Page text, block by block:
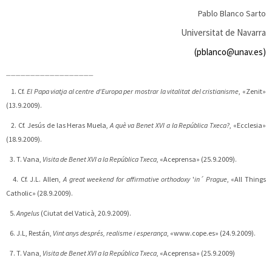
Pablo Blanco Sarto
Universitat de Navarra
(pblanco@unav.es)
1. Cf. El Papa viatja al centre d'Europa per mostrar la vitalitat del cristianisme , «Zenit»
(13.9.2009).
2. Cf. Jesús de las Heras Muela, A què va Benet XVI a la República Txeca? , «Ecclesia»
(18.9.2009).
3. T. Vana, Visita de Benet XVI a la República Txeca , «Aceprensa» (25.9.2009).
4. Cf. J.L. Allen, A great weekend for affirmative orthodoxy 'in´ Prague, «All Things
Catholic» (28.9.2009).
5. Angelus (Ciutat del Vaticà, 20.9.2009).
6. J.L, Restán, Vint anys després, realisme i esperança , «www.cope.es» (24.9.2009).
7. T. Vana, Visita de Benet XVI a la República Txeca , «Aceprensa» (25.9.2009)